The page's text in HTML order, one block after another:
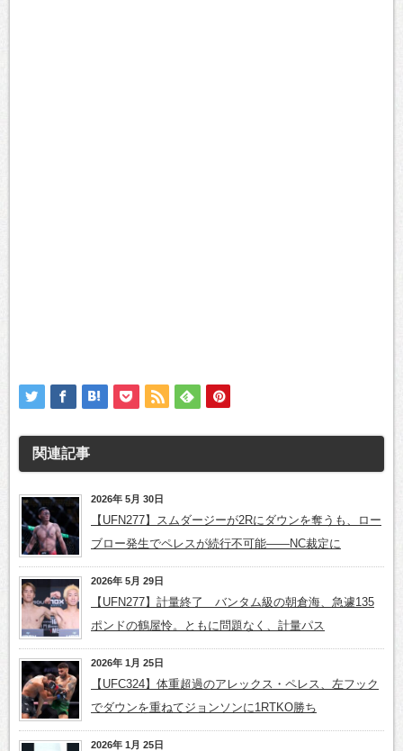
関連記事
2026年 5月 30日
【UFN277】スムダージーが2Rにダウンを奪うも、ロー
ブロー発生でペレスが続行不可能——NC裁定に
2026年 5月 29日
【UFN277】計量終了 バンタム級の朝倉海、急遽135
ポンドの鶴屋怜。ともに問題なく、計量パス
2026年 1月 25日
【UFC324】体重超過のアレックス・ペレス、左フック
でダウンを重ねてジョンソンに1RTKO勝ち
2026年 1月 25日